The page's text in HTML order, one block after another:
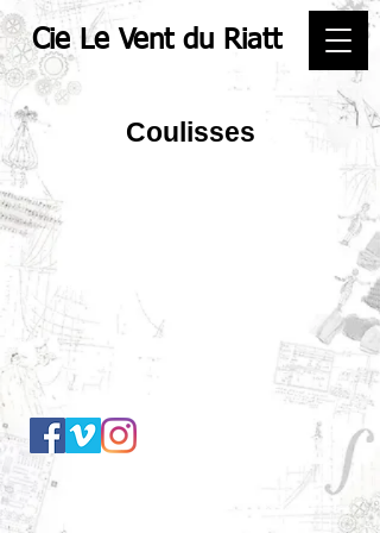
Cie Le Vent du Riatt
Coulisses